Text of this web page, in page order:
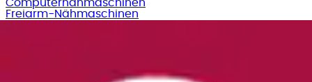
Computernähmaschinen
Freiarm-Nähmaschinen